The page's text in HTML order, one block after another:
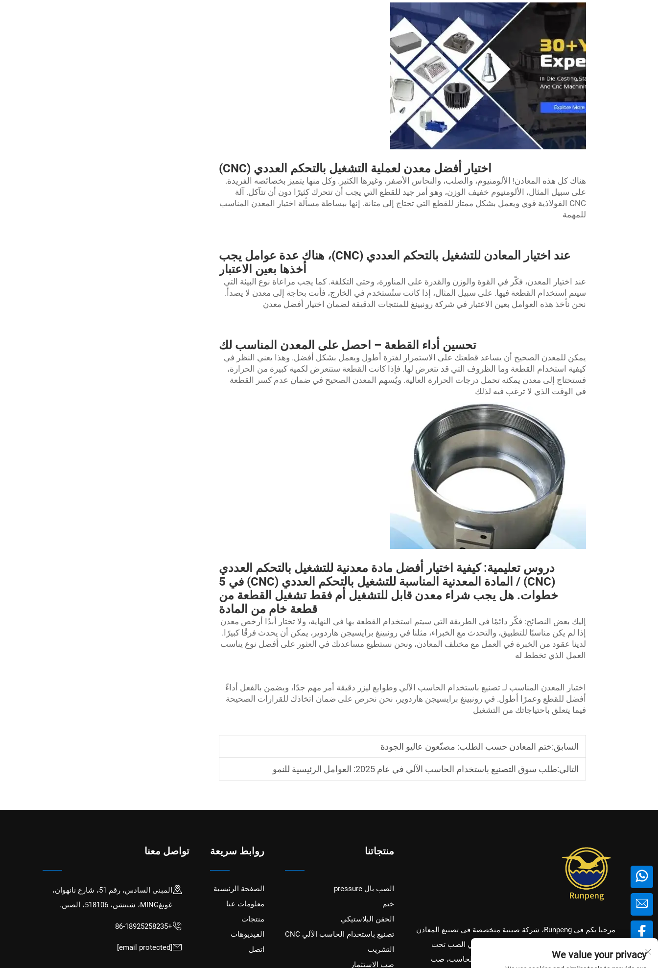
اختيار أفضل معدن لعملية التشغيل بالتحكم العددي (CNC)
هناك كل هذه المعادن! الألومنيوم، والصلب، والنحاس الأصفر، وغيرها الكثير. وكل منها يتميز بخصائصه الفريدة.
على سبيل المثال، الألومنيوم خفيف الوزن، وهو أمر جيد للقطع التي يجب أن تتحرك كثيرًا دون أن تتآكل. آلة
CNC الفولاذية
قوي ويعمل بشكل ممتاز للقطع التي تحتاج إلى متانة. إنها ببساطة مسألة اختيار المعدن المناسب
للمهمة
عند اختيار المعادن للتشغيل بالتحكم العددي (CNC)، هناك عدة عوامل يجب
أخذها بعين الاعتبار
عند اختيار المعدن، فكّر في القوة والوزن والقدرة على المناورة، وحتى التكلفة. كما يجب مراعاة نوع البيئة التي
سيتم استخدام القطعة فيها. على سبيل المثال، إذا كانت ستُستخدم في الخارج، فأنت بحاجة إلى معدن لا يصدأ.
نحن نأخذ هذه العوامل بعين الاعتبار في شركة رونبينغ للمنتجات الدقيقة لضمان اختيار أفضل معدن
تحسين أداء القطعة – احصل على المعدن المناسب لك
يمكن للمعدن الصحيح أن يساعد قطعتك على الاستمرار لفترة أطول ويعمل بشكل أفضل. وهذا يعني النظر في
كيفية استخدام القطعة وما الظروف التي قد تتعرض لها. فإذا كانت القطعة ستتعرض لكمية كبيرة من الحرارة،
فستحتاج إلى معدن يمكنه تحمل درجات الحرارة العالية. ويُسهم المعدن الصحيح في ضمان عدم كسر القطعة
في الوقت الذي لا ترغب فيه لذلك
دروس تعليمية: كيفية اختيار أفضل مادة معدنية للتشغيل بالتحكم العددي
(CNC) / المادة المعدنية المناسبة للتشغيل بالتحكم العددي (CNC) في 5
خطوات. هل يجب شراء معدن قابل للتشغيل أم فقط تشغيل القطعة من
قطعة خام من المادة
إليك بعض النصائح: فكّر دائمًا في الطريقة التي سيتم استخدام القطعة بها في النهاية، ولا تختار أبدًا أرخص معدن
إذا لم يكن مناسبًا للتطبيق، والتحدث مع الخبراء، مثلنا في رونبينغ برايسيجن هاردوير، يمكن أن يحدث فرقًا كبيرًا.
لدينا عقود من الخبرة في العمل مع مختلف المعادن، ونحن نستطيع مساعدتك في العثور على أفضل نوع يناسب
العمل الذي تخطط له
اختيار المعدن المناسب لـتصنيع باستخدام الحاسب الآلي وطوابع ليزر دقيقة أمر مهم جدًا، ويضمن بالفعل أداءً
أفضل للقطع وعمرًا أطول. في رونبينغ برايسيجن هاردوير، نحن نحرص على ضمان اتخاذك للقرارات الصحيحة
فيما يتعلق باحتياجاتك من التشغيل
السابق:ختم المعادن حسب الطلب: مصنّعون عاليو الجودة
التالي:طلب سوق التصنيع باستخدام الحاسب الآلي في عام 2025: العوامل الرئيسية للنمو
مرحبا بكم في Runpeng، شركة صينية متخصصة في تصنيع المعادن
حسب الطلب! نحن نقدم خدمات عالية الجودة في الصب تحت
الضغط، ختم المعادن، التشغيل الآلي باستخدام الحاسب، صب
منتجاتنا
الصب بال pressure
ختم
الحقن البلاستيكي
تصنيع باستخدام الحاسب الآلي CNC
التشريب
صب الاستثمار
روابط سريعة
الصفحة الرئيسية
معلومات عنا
منتجات
الفيديوهات
اتصل
تواصل معنا
المبنى السادس، رقم 51، شارع نانهوان،
غونغMING، شنتشن، 518106، الصين.
+86-18925258235
[email protected]
We value your privacy